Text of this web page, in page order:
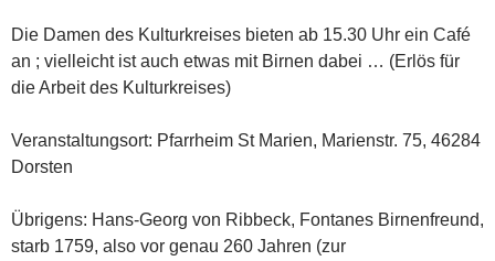
Die Damen des Kulturkreises bieten ab 15.30 Uhr ein Café
an ; vielleicht ist auch etwas mit Birnen dabei … (Erlös für
die Arbeit des Kulturkreises)
Veranstaltungsort: Pfarrheim St Marien, Marienstr. 75, 46284
Dorsten
Übrigens: Hans-Georg von Ribbeck, Fontanes Birnenfreund,
starb 1759, also vor genau 260 Jahren (zur